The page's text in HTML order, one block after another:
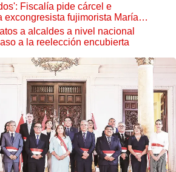
Fiscalía pide cárcel e
excongresista fujimorista María
a alcaldes a nivel nacional
a la reelección encubierta